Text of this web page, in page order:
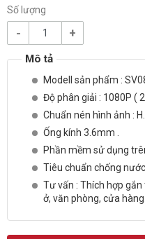
Số lượng
- +
Modell sản phẩm :
Độ phân giải : 1080P (
Chuẩn nén hình ảnh :
Ống kính 3.6mm .
Phần mềm sử dụng
Tiêu chuẩn chống
Tư vấn : Thích hợp
ở, văn phòng, cửa